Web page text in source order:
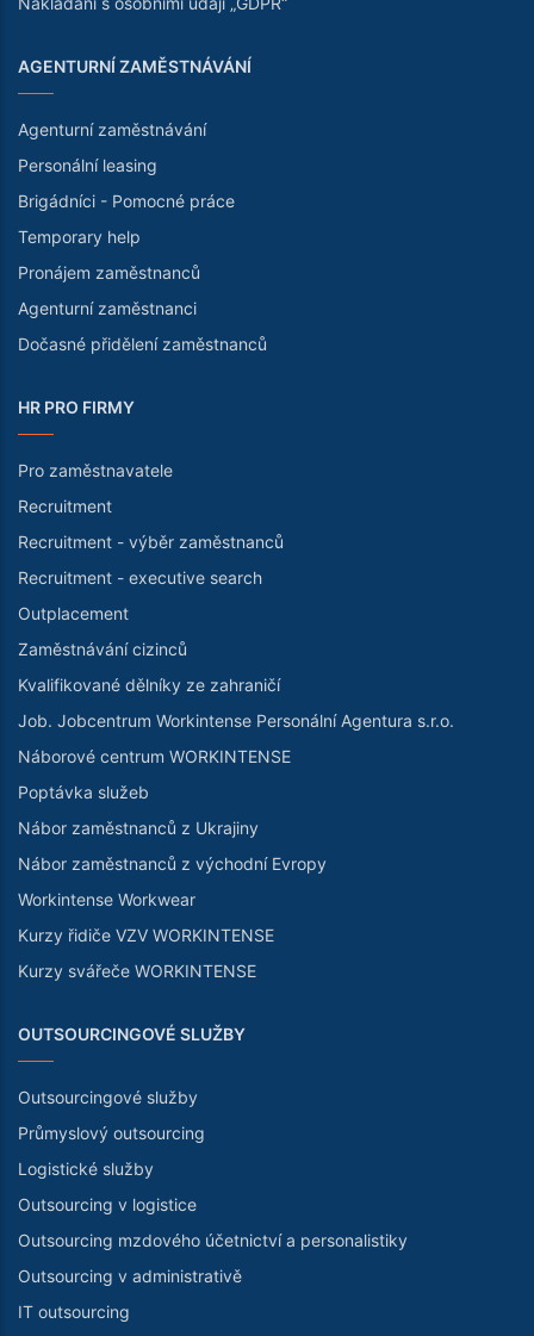
AGENTURNÍ ZAMĚSTNÁVÁNÍ
Agenturní zaměstnávání
Personální leasing
Brigádníci - Pomocné práce
Temporary help
Pronájem zaměstnanců
Agenturní zaměstnanci
Dočasné přidělení zaměstnanců
HR PRO FIRMY
Pro zaměstnavatele
Recruitment
Recruitment - výběr zaměstnanců
Recruitment - executive search
Outplacement
Zaměstnávání cizinců
Kvalifikované dělníky ze zahraničí
Job. Jobcentrum Workintense Personální Agentura s.r.o.
Náborové centrum WORKINTENSE
Poptávka služeb
Nábor zaměstnanců z Ukrajiny
Nábor zaměstnanců z východní Evropy
Workintense Workwear
Kurzy řidiče VZV WORKINTENSE
Kurzy svářeče WORKINTENSE
OUTSOURCINGOVÉ SLUŽBY
Outsourcingové služby
Průmyslový outsourcing
Logistické služby
Outsourcing v logistice
Outsourcing mzdového účetnictví a personalistiky
Outsourcing v administrativě
IT outsourcing